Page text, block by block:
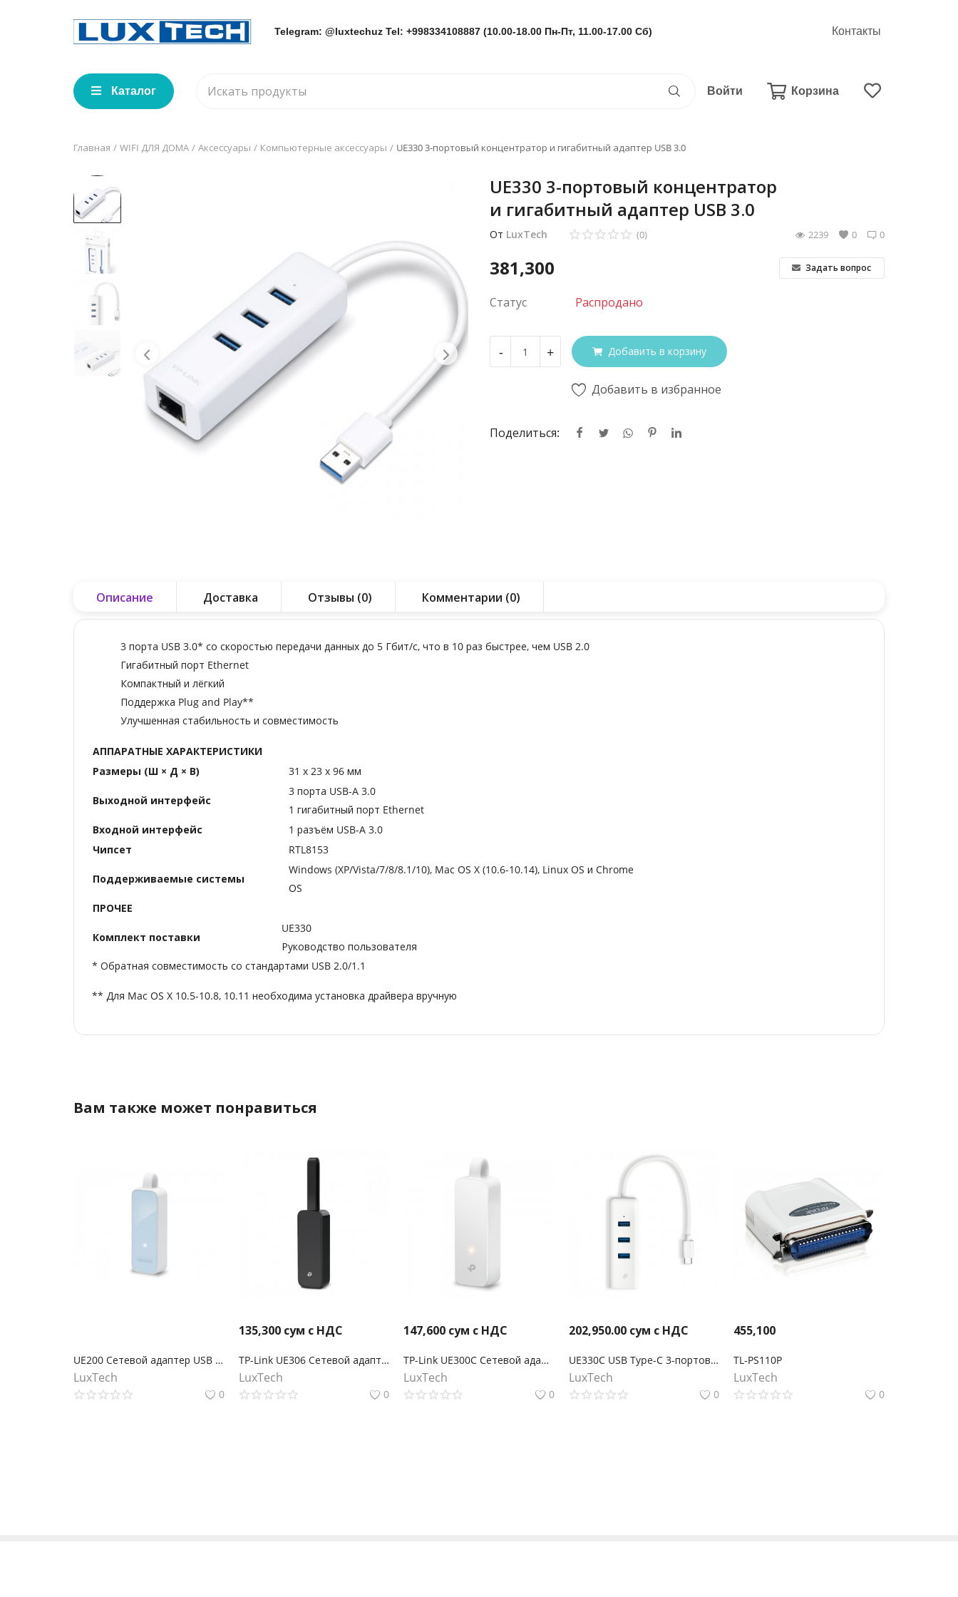
Telegram: @luxtechuz Tel: +998334108887 (10.00-18.00 Пн-Пт, 11.00-17.00 Сб) Контакты
Каталог Войти Корзина
Главная WIFI ДЛЯ ДОМА Аксессуары Компьютерные аксессуары UE330 3-портовый концентратор и гигабитный адаптер USB 3.0
UE330 3-портовый концентратор
и гигабитный адаптер USB 3.0
От LuxTech 0
(0) 0
2239
381,300 Задать вопрос
Статус Распродано
- + Добавить в корзину
Добавить в избранное
Поделиться:
Описание Доставка Отзывы (0) Комментарии (0)
3 порта USB 3.0* со скоростью передачи данных до 5 Гбит/с, что в 10 раз быстрее, чем USB 2.0
Гигабитный порт Ethernet
Компактный и лёгкий
Поддержка Plug and Play**
Улучшенная стабильность и совместимость
АППАРАТНЫЕ ХАРАКТЕРИСТИКИ
Размеры (Ш × Д × В)
31 x 23 x 96 мм
Выходной интерфейс
3 порта USB-A 3.0
1 гигабитный порт Ethernet
Входной интерфейс
1 разъём USB-А 3.0
Чипсет
RTL8153
Поддерживаемые системы
Windows (XP/Vista/7/8/8.1/10), Mac OS X (10.6-10.14), Linux OS и Chrome
OS
ПРОЧЕЕ
Комплект поставки
UE330
Руководство пользователя
* Обратная совместимость со стандартами USB 2.0/1.1
** Для Mac OS X 10.5-10.8, 10.11 необходима установка драйвера вручную
Вам также может понравиться
UE200 Сетевой адаптер USB 2.0/Fast Ethernet
LuxTech
0
135,300 сум с НДС
TP-Link UE306 Сетевой адаптер USB 3.0/Gigabit Ethernet
LuxTech
0
147,600 сум с НДС
TP-Link UE300C Cетевой адаптер USB Type‑C/Gigabit Ethernet
LuxTech
0
202,950.00 сум с НДС
UE330C USB Type-C 3-портовый гигабитный Ehternet адаптер
LuxTech
0
455,100
TL-PS110P
LuxTech
0